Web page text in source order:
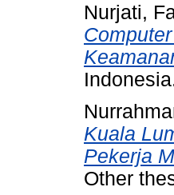
Nurjati,
Kuala
Pekerja
Other